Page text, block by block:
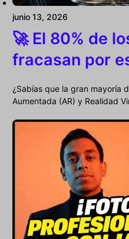
junio 13, 2026
🚀 El 80% de
fracasan por
¿Sabías que la gran mayoría
Aumentada (AR) y Realidad